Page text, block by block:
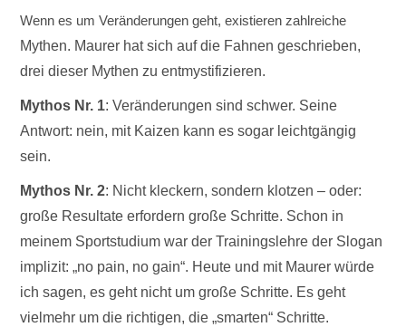
Wenn es um Veränderungen geht, existieren zahlreiche
Mythen. Maurer hat sich auf die Fahnen geschrieben,
drei dieser Mythen zu entmystifizieren.
Mythos Nr. 1: Veränderungen sind schwer. Seine
Antwort: nein, mit Kaizen kann es sogar leichtgängig
sein.
Mythos Nr. 2: Nicht kleckern, sondern klotzen – oder:
große Resultate erfordern große Schritte. Schon in
meinem Sportstudium war der Trainingslehre der Slogan
implizit: „no pain, no gain“. Heute und mit Maurer würde
ich sagen, es geht nicht um große Schritte. Es geht
vielmehr um die richtigen, die „smarten“ Schritte.